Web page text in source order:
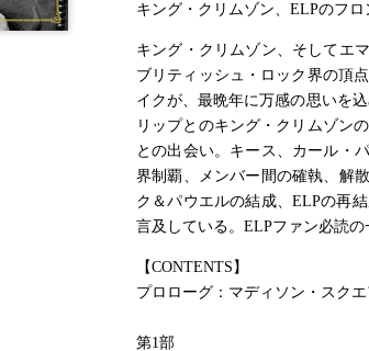
キング・クリムゾン、ELPのフ
キング・クリムゾン、そしてエ
ブリティッシュ・ロック界の頂
イクが、最晩年に万感の思いを
リップとのキング・クリムゾン
との出会い。キース、カール・
界制覇、メンバー間の確執、解
ク＆パウエルの結成、ELPの再
言及している。ELPファン必読の
【CONTENTS】
プロローグ：マディソン・スク
第1部